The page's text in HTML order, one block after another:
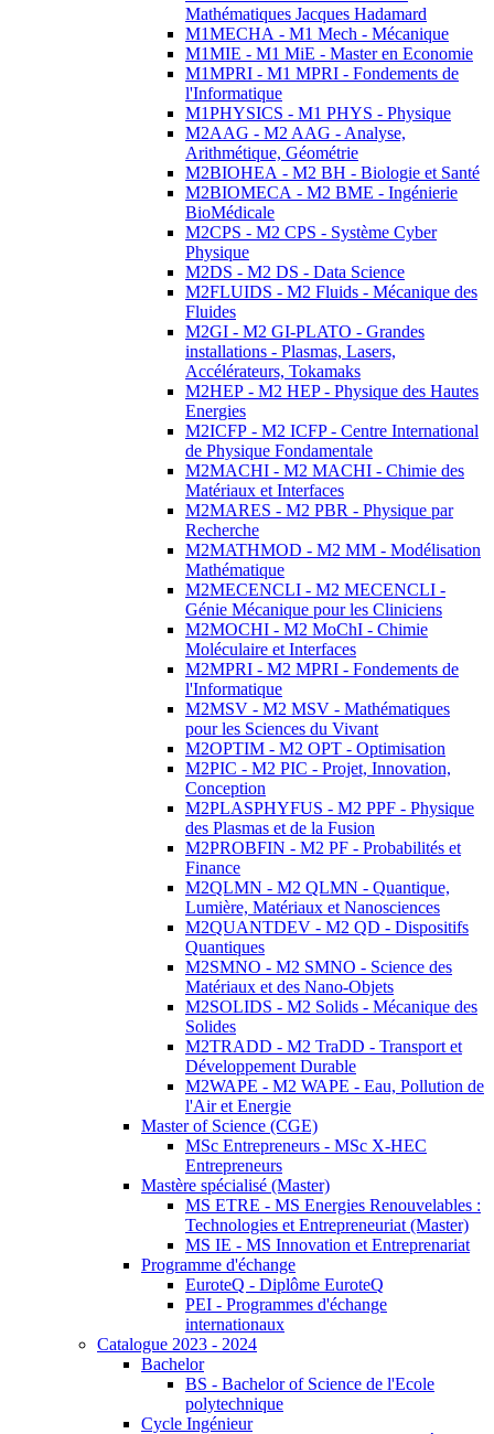
Mathématiques Jacques Hadamard
M1MECHA - M1 Mech - Mécanique
M1MIE - M1 MiE - Master en Economie
M1MPRI - M1 MPRI - Fondements de
l'Informatique
M1PHYSICS - M1 PHYS - Physique
M2AAG - M2 AAG - Analyse,
Arithmétique, Géométrie
M2BIOHEA - M2 BH - Biologie et Santé
M2BIOMECA - M2 BME - Ingénierie
BioMédicale
M2CPS - M2 CPS - Système Cyber
Physique
M2DS - M2 DS - Data Science
M2FLUIDS - M2 Fluids - Mécanique des
Fluides
M2GI - M2 GI-PLATO - Grandes
installations - Plasmas, Lasers,
Accélérateurs, Tokamaks
M2HEP - M2 HEP - Physique des Hautes
Energies
M2ICFP - M2 ICFP - Centre International
de Physique Fondamentale
M2MACHI - M2 MACHI - Chimie des
Matériaux et Interfaces
M2MARES - M2 PBR - Physique par
Recherche
M2MATHMOD - M2 MM - Modélisation
Mathématique
M2MECENCLI - M2 MECENCLI -
Génie Mécanique pour les Cliniciens
M2MOCHI - M2 MoChI - Chimie
Moléculaire et Interfaces
M2MPRI - M2 MPRI - Fondements de
l'Informatique
M2MSV - M2 MSV - Mathématiques
pour les Sciences du Vivant
M2OPTIM - M2 OPT - Optimisation
M2PIC - M2 PIC - Projet, Innovation,
Conception
M2PLASPHYFUS - M2 PPF - Physique
des Plasmas et de la Fusion
M2PROBFIN - M2 PF - Probabilités et
Finance
M2QLMN - M2 QLMN - Quantique,
Lumière, Matériaux et Nanosciences
M2QUANTDEV - M2 QD - Dispositifs
Quantiques
M2SMNO - M2 SMNO - Science des
Matériaux et des Nano-Objets
M2SOLIDS - M2 Solids - Mécanique des
Solides
M2TRADD - M2 TraDD - Transport et
Développement Durable
M2WAPE - M2 WAPE - Eau, Pollution de
l'Air et Energie
Master of Science (CGE)
MSc Entrepreneurs - MSc X-HEC
Entrepreneurs
Mastère spécialisé (Master)
MS ETRE - MS Energies Renouvelables :
Technologies et Entrepreneuriat (Master)
MS IE - MS Innovation et Entreprenariat
Programme d'échange
EuroteQ - Diplôme EuroteQ
PEI - Programmes d'échange
internationaux
Catalogue 2023 - 2024
Bachelor
BS - Bachelor of Science de l'Ecole
polytechnique
Cycle Ingénieur